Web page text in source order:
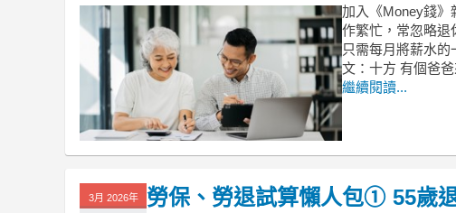
加入《Money錢》
作繁忙，常忽略退
只需每月將薪水
文：十方 有個爸
繼續閱讀...
3月 2026年 勞保、勞退試算懶人包① 55歲